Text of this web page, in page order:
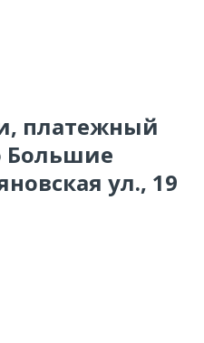
платежный
Большие
ул., 19